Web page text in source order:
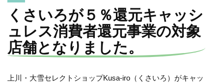
くさいろが５％還元キャッシ
ュレス消費者還元事業の対象
店舗となりました。
上川・大雪セレクトショップKusa-iro（くさいろ）がキャッ